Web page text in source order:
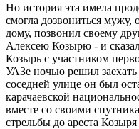
Но история эта имела
смогла дозвониться мужу,
дому, позвонил своему
Алексею Козырю - и
Козырь с участником
УАЗе ночью решил
соседней улице он был
карачаевской
вместе со своими
стрельбы до ареста